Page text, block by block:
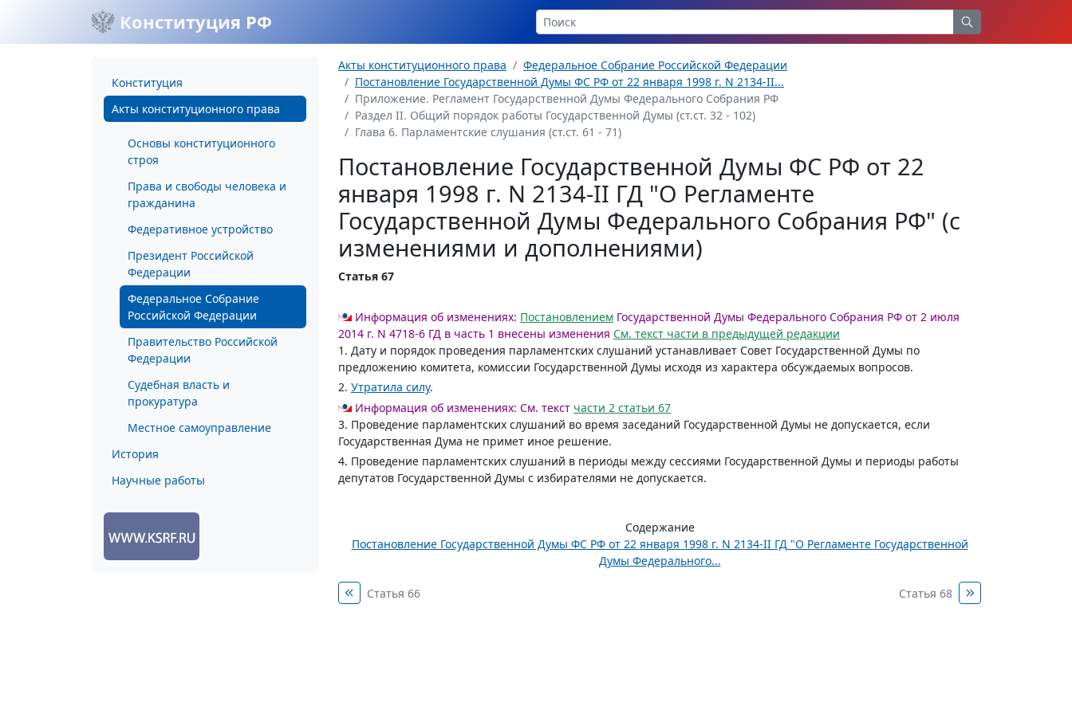
Конституция РФ
Конституция
Акты конституционного права
Основы конституционного
строя
Права и свободы человека и
гражданина
Федеративное устройство
Президент Российской
Федерации
Федеральное Собрание
Российской Федерации
Правительство Российской
Федерации
Судебная власть и
прокуратура
Местное самоуправление
История
Научные работы
Акты конституционного права
Федеральное Собрание Российской Федерации
Постановление Государственной Думы ФС РФ от 22 января 1998 г. N 2134-II...
Приложение. Регламент Государственной Думы Федерального Собрания РФ
Раздел II. Общий порядок работы Государственной Думы (ст.ст. 32 - 102)
Глава 6. Парламентские слушания (ст.ст. 61 - 71)
Постановление Государственной Думы ФС РФ от 22
января 1998 г. N 2134-II ГД "О Регламенте
Государственной Думы Федерального Собрания РФ" (с
изменениями и дополнениями)
Статья 67
Информация об изменениях: Постановлением Государственной Думы Федерального Собрания РФ от 2 июля
2014 г. N 4718-6 ГД в часть 1 внесены изменения См. текст части в предыдущей редакции
1. Дату и порядок проведения парламентских слушаний устанавливает Совет Государственной Думы по
предложению комитета, комиссии Государственной Думы исходя из характера обсуждаемых вопросов.
2. Утратила силу.
Информация об изменениях: См. текст части 2 статьи 67
3. Проведение парламентских слушаний во время заседаний Государственной Думы не допускается, если
Государственная Дума не примет иное решение.
4. Проведение парламентских слушаний в периоды между сессиями Государственной Думы и периоды работы
депутатов Государственной Думы с избирателями не допускается.
Содержание
Постановление Государственной Думы ФС РФ от 22 января 1998 г. N 2134-II ГД "О Регламенте Государственной
Думы Федерального...
Статья 66 Статья 68